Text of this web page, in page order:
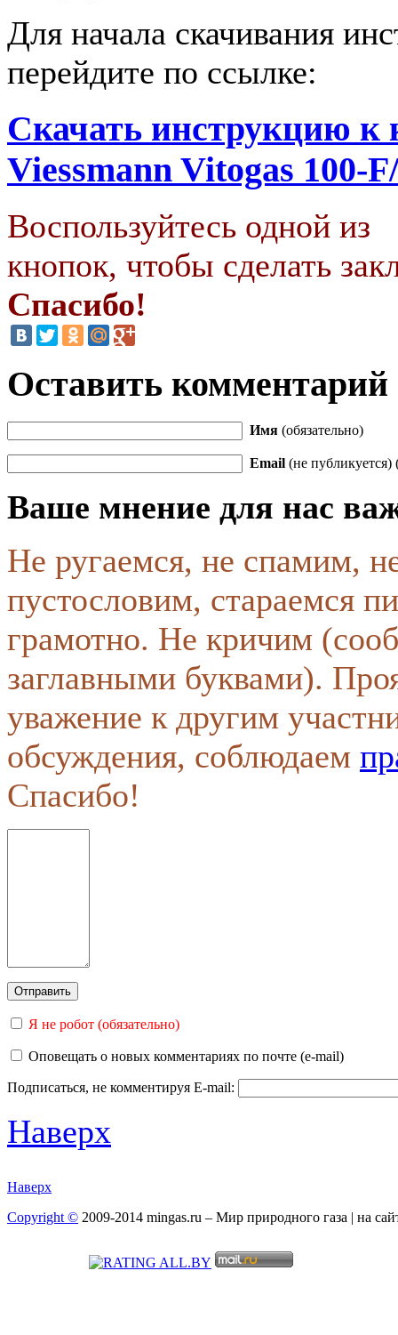
Для начала скачивания
перейдите по ссылке:
Скачать инструкцию к
Viessmann Vitogas 100-
Воспользуйтесь одной из
кнопок, чтобы сделать
Спасибо!
Оставить комментарий
Имя (обязательно)
Email (не публикуется)
Ваше мнение для нас
Не ругаемся, не спамим,
пустословим, стараемся
грамотно. Не кричим
заглавными буквами).
уважение к другим
обсуждения, соблюдаем
Спасибо!
Я не робот (обязательно)
Оповещать о новых комментариях по почте (e-mail)
Подписаться, не комментируя E-mail:
Наверх
Наверх
Copyright © 2009-2014 mingas.ru – Мир природного газа | на